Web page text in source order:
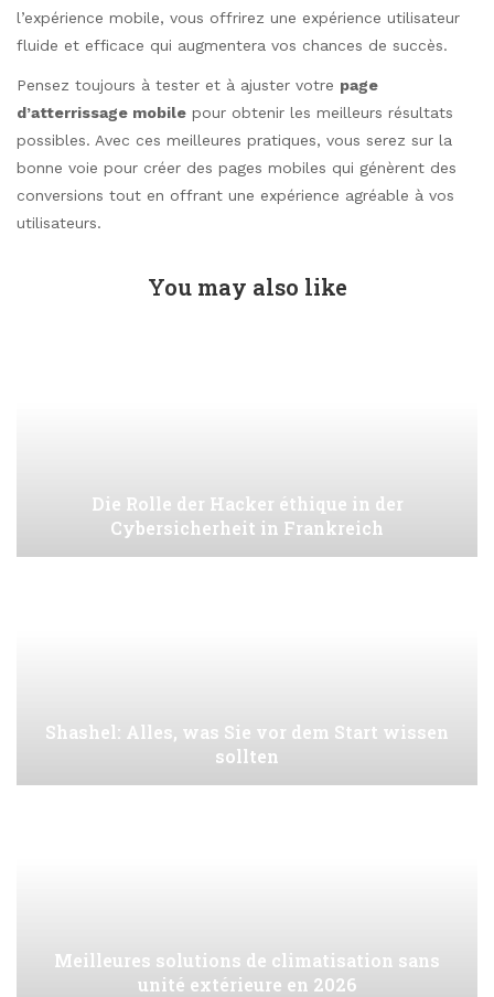
l’expérience mobile, vous offrirez une expérience utilisateur
fluide et efficace qui augmentera vos chances de succès.
Pensez toujours à tester et à ajuster votre page
d’atterrissage mobile pour obtenir les meilleurs résultats
possibles. Avec ces meilleures pratiques, vous serez sur la
bonne voie pour créer des pages mobiles qui génèrent des
conversions tout en offrant une expérience agréable à vos
utilisateurs.
You may also like
Die Rolle der Hacker éthique in der
Cybersicherheit in Frankreich
Shashel: Alles, was Sie vor dem Start wissen
sollten
Meilleures solutions de climatisation sans
unité extérieure en 2026